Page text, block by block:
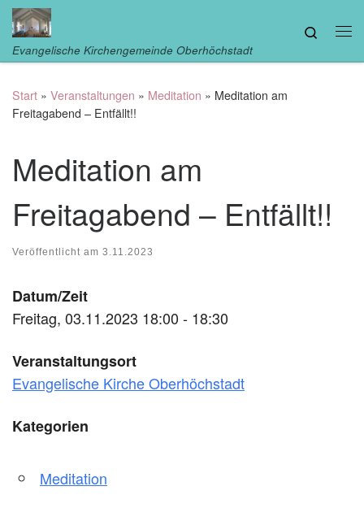
Zum Inhalt springen
Evangelische Kirchengemeinde Oberhöchstadt
Search
Start » Veranstaltungen » Meditation » Meditation am
Freitagabend – Entfällt!!
Meditation am
Freitagabend – Entfällt!!
Veröffentlicht am 3.11.2023
Datum/Zeit
Freitag, 03.11.2023 18:00 - 18:30
Veranstaltungsort
Evangelische Kirche Oberhöchstadt
Kategorien
Meditation